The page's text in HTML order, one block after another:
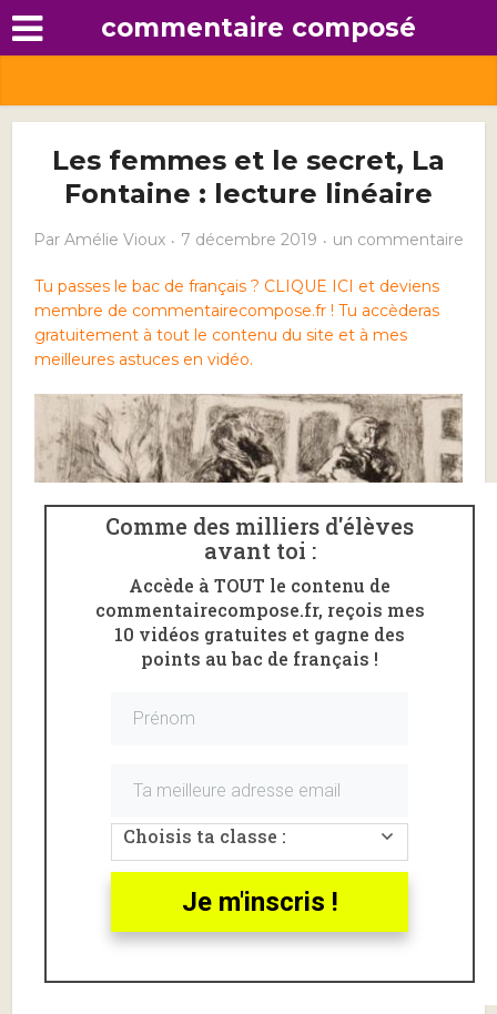
commentaire composé
Les femmes et le secret, La
Fontaine : lecture linéaire
Par Amélie Vioux 7 décembre 2019 un commentaire
Tu passes le bac de français ? CLIQUE ICI et deviens
membre de commentairecompose.fr ! Tu accèderas
gratuitement à tout le contenu du site et à mes
meilleures astuces en vidéo.
et le secret» issue du livre VIII desFablesde La
Les femmes et le secret, La
Fontaine, introduction
Comme des milliers d'élèves
avant toi :
Accède à TOUT le contenu de
commentairecompose.fr, reçois mes
10 vidéos gratuites et gagne des
points au bac de français !
Choisis ta classe :
Je m'inscris !